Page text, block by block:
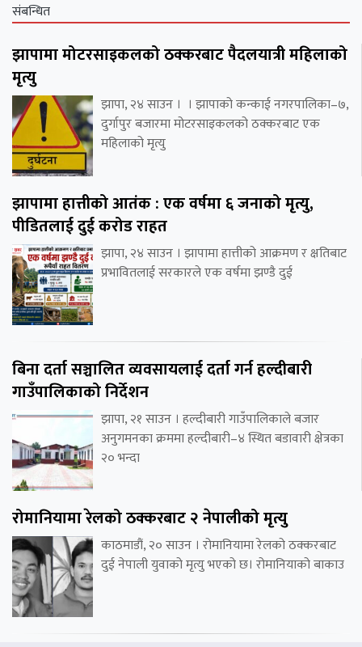
संबन्धित
झापामा मोटरसाइकलको ठक्करबाट पैदलयात्री महिलाको
मृत्यु
झापा, २४ साउन । । झापाको कन्काई नगरपालिका–७,
दुर्गापुर बजारमा मोटरसाइकलको ठक्करबाट एक
महिलाको मृत्यु
झापामा हात्तीको आतंक : एक वर्षमा ६ जनाको मृत्यु,
पीडितलाई दुई करोड राहत
झापा, २४ साउन । झापामा हात्तीको आक्रमण र क्षतिबाट
प्रभावितलाई सरकारले एक वर्षमा झण्डै दुई
बिना दर्ता सञ्चालित व्यवसायलाई दर्ता गर्न हल्दीबारी
गाउँपालिकाको निर्देशन
झापा, २१ साउन । हल्दीबारी गाउँपालिकाले बजार
अनुगमनका क्रममा हल्दीबारी–४ स्थित बडावारी क्षेत्रका
२० भन्दा
रोमानियामा रेलको ठक्करबाट २ नेपालीको मृत्यु
काठमाडौं, २० साउन । रोमानियामा रेलको ठक्करबाट
दुई नेपाली युवाको मृत्यु भएको छ। रोमानियाको बाकाउ